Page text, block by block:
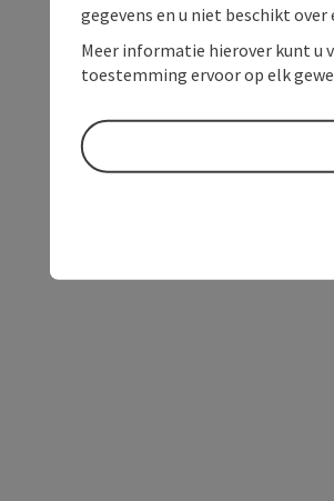
gegevens en u niet beschikt
Meer informatie hierover kunt u
toestemming ervoor op elk